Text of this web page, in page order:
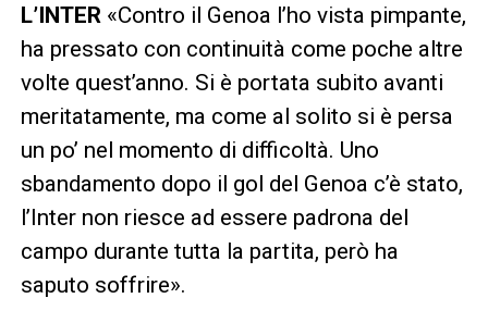
L’INTER «Contro il Genoa l’ho vista pimpante,
ha pressato con continuità come poche altre
volte quest’anno. Si è portata subito avanti
meritatamente, ma come al solito si è persa
un po’ nel momento di difficoltà. Uno
sbandamento dopo il gol del Genoa c’è stato,
l’Inter non riesce ad essere padrona del
campo durante tutta la partita, però ha
saputo soffrire».